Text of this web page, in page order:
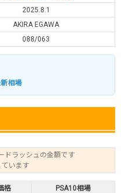
2025.8.1
AKIRA EGAWA
088/063
相場
ドラッシュの金額です
います
格 PSA10相場